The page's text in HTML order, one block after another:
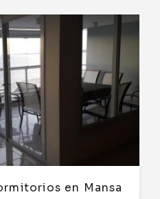
en Mansa